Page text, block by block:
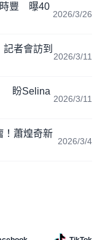
時豐 曝40
2026/3/26
者會訪到
2026/3/11
盼Selina
2026/3/11
！蕭煌奇新
2026/3/4